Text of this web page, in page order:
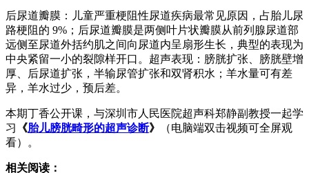
后尿道瓣膜：儿童严重梗阻性尿道疾病最常见原因，占胎儿尿
路梗阻的 9%；后尿道瓣膜是两侧叶片状瓣膜从前列腺尿道部
远侧至尿道外括约肌之间向尿道内呈扇形生长，典型的表现为
中央紧留一小的裂隙样开口。超声表现：膀胱扩张、膀胱壁增
厚、后尿道扩张，半输尿管扩张和双肾积水；羊水量可有差
异，羊水过少，预后差。
本期丁香公开课，与深圳市人民医院超声科郑静副教授一起学
习
《胎儿膀胱畸形的超声诊断》
（电脑端双击视频可全屏观
看）。
相关阅读：